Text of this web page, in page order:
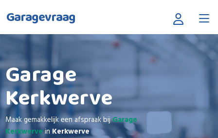
Garagevraag
Garage
Kerkwerve
Maak gemakkelijk een afspraak bijGarage
Kerkwerve in Kerkwerve